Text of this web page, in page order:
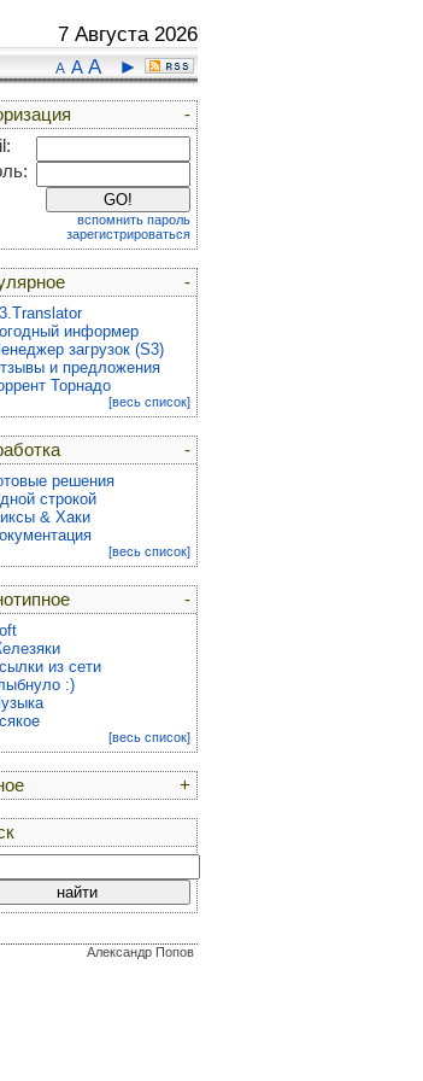
7 Августа 2026
A A A ►
-
вспомнить пароль
зарегистрироваться
-
информер
загрузок (S3)
и предложения
Торнадо
[весь список]
-
решения
строкой
& Хаки
[весь список]
-
из сети
:)
[весь список]
+
Александр Попов